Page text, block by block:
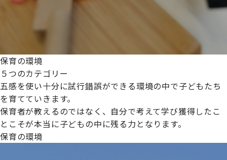
保育の環境
５つのカテゴリー
五感を使い十分に試行錯誤ができる環境の中で子どもたち
を育てていきます。
保育者が教えるのではなく、自分で考えて学び獲得したこ
とこそが本当に子どもの中に残る力となります。
保育の環境